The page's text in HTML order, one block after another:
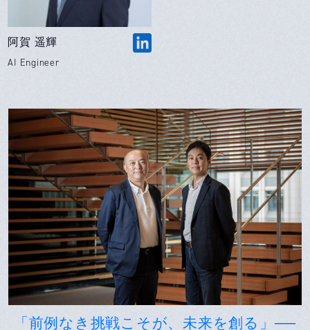
阿賀 遥輝
AI Engineer
「前例なき挑戦こそが、未来を創る」──